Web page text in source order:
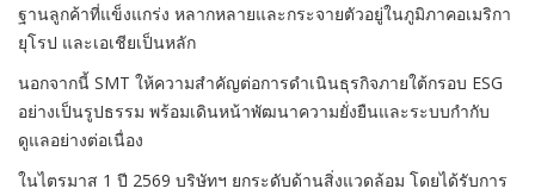
ฐานลูกค้าที่แข็งแกร่ง หลากหลายและกระจายตัวอยู่ในภูมิภาคอเมริกา
ยุโรป และเอเชียเป็นหลัก
นอกจากนี้ SMT ให้ความสำคัญต่อการดำเนินธุรกิจภายใต้กรอบ ESG
อย่างเป็นรูปธรรม พร้อมเดินหน้าพัฒนาความยั่งยืนและระบบกำกับ
ดูแลอย่างต่อเนื่อง
ในไตรมาส 1 ปี 2569 บริษัทฯ ยกระดับด้านสิ่งแวดล้อม โดยได้รับการ